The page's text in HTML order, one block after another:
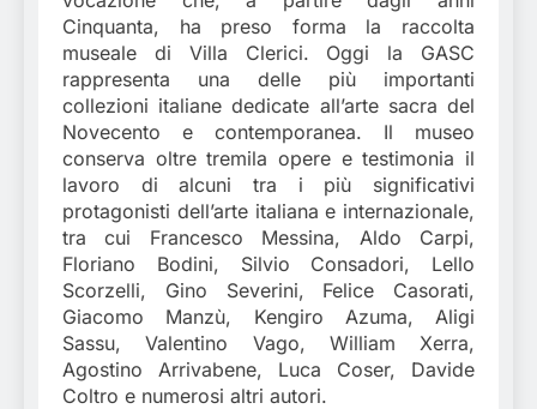
Cinquanta, ha preso forma la raccolta
museale di Villa Clerici. Oggi la GASC
rappresenta una delle più importanti
collezioni italiane dedicate all’arte sacra del
Novecento e contemporanea. Il museo
conserva oltre tremila opere e testimonia il
lavoro di alcuni tra i più significativi
protagonisti dell’arte italiana e internazionale,
tra cui Francesco Messina, Aldo Carpi,
Floriano Bodini, Silvio Consadori, Lello
Scorzelli, Gino Severini, Felice Casorati,
Giacomo Manzù, Kengiro Azuma, Aligi
Sassu, Valentino Vago, William Xerra,
Agostino Arrivabene, Luca Coser, Davide
Coltro e numerosi altri autori.